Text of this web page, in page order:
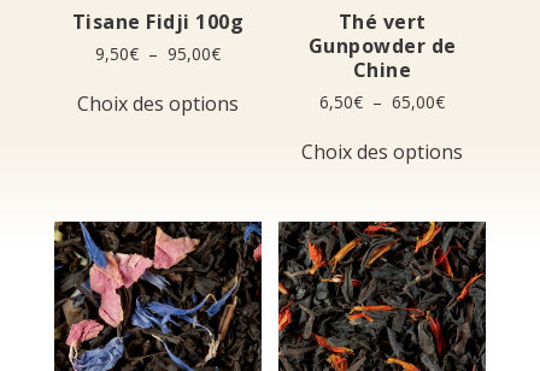
Tisane Fidji 100g
9,50€ – 95,00€Plage
9,50€
Choix des optionsproduit
plusieurs
options
peuvent
être
choisies
sur
la
Thé vert
Gunpowder de
Chine
6,50€ – 65,00€Plage
6,50€
Choix des options
Les
options
peuvent
être
choisies